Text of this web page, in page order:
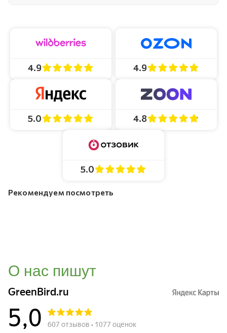
4.9 4.9
5.0 4.8
5.0
Рекомендуем посмотреть
О нас пишут